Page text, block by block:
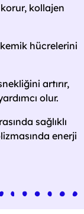
kollajen
hücrelerini
artırır,
olur.
sağlıklı
enerji